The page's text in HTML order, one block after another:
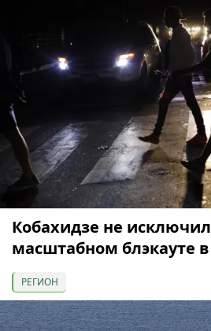
Кобахидзе не
масштабном блэкауте
РЕГИОН